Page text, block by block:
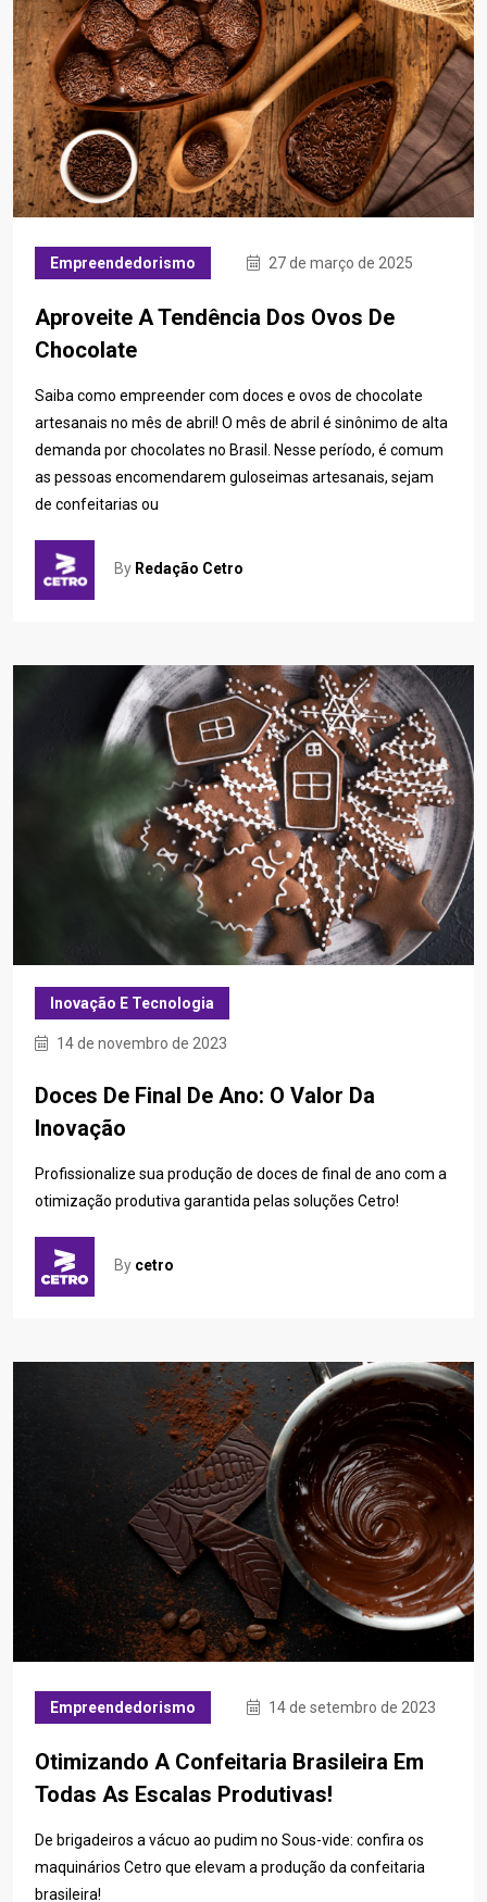
Empreendedorismo 27 de março de 2025
Aproveite A Tendência Dos Ovos De
Chocolate
Saiba como empreender com doces e ovos de chocolate
artesanais no mês de abril! O mês de abril é sinônimo de alta
demanda por chocolates no Brasil. Nesse período, é comum
as pessoas encomendarem guloseimas artesanais, sejam
de confeitarias ou
By Redação Cetro
Inovação E Tecnologia
14 de novembro de 2023
Doces De Final De Ano: O Valor Da
Inovação
Profissionalize sua produção de doces de final de ano com a
otimização produtiva garantida pelas soluções Cetro!
By cetro
Empreendedorismo 14 de setembro de 2023
Otimizando A Confeitaria Brasileira Em
Todas As Escalas Produtivas!
De brigadeiros a vácuo ao pudim no Sous-vide: confira os
maquinários Cetro que elevam a produção da confeitaria
brasileira!